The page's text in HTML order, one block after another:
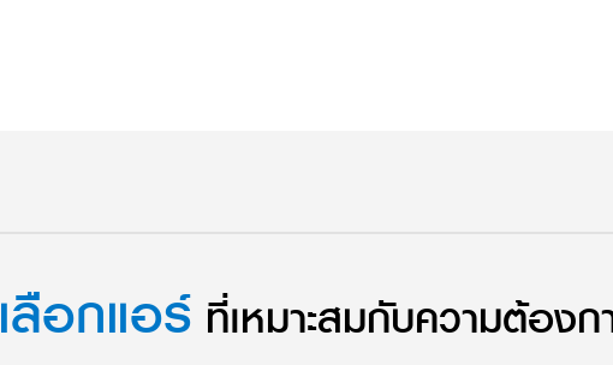
เลือกแอร์ที่เหมาะสมกับความต้อง